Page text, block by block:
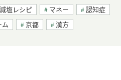
減塩レシピ マネー
認知症
ム 京都 漢方